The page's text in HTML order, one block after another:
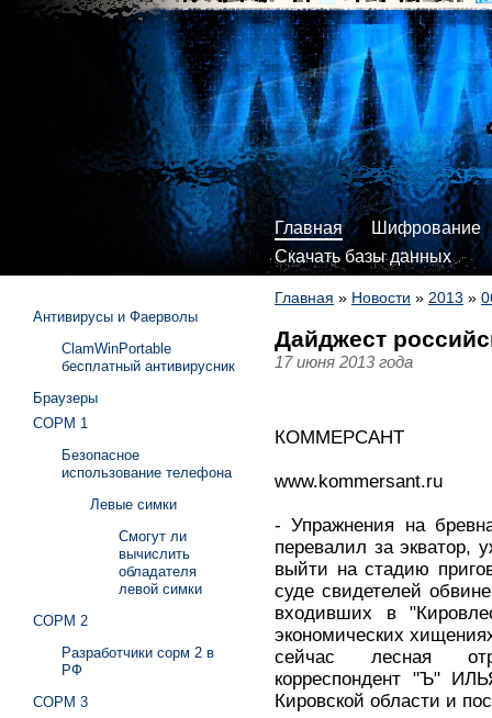
Главная
Шифрование
Скачать базы данных
Главная » Новости » 2013 »
Дайджест
17 июня 2013 года
КОММЕРСАНТ
www.kommersant.ru
- Упражнения на
перевалил за экватор,
выйти на стадию
суде свидетелей
входивших в
экономических
сейчас лесная
корреспондент "Ъ"
Кировской области и
Антивирусы и Фаерволы
ClamWinPortable
бесплатный антивирусник
Браузеры
СОРМ 1
Безопасное
использование телефона
Левые симки
Смогут ли
вычислить
обладателя
левой симки
СОРМ 2
Разработчики сорм 2 в
РФ
СОРМ 3